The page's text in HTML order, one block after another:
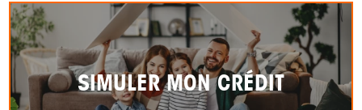
SIMULER MON CRÉDIT